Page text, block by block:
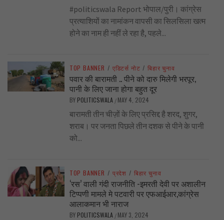
#politicswala Report भोपाल/पुरी। कांग्रेस
प्रत्याशियों का नामांकन वापसी का सिलसिला खत्म
होने का नाम ही नहीं ले रहा है, पहले...
TOP BANNER / एडिटर्स नोट / बिहार चुनाव
पवार की बारामती .. पीने को दारु मिलेगी भरपूर,
पानी के लिए जाना होगा बहुत दूर
BY POLITICSWALA / MAY 4, 2024
बारामती तीन चीज़ों के लिए प्रसिद्द है शरद, शुगर,
शराब। पर जनता पिछले तीन दशक से पीने के पानी
को...
TOP BANNER / प्रदेश / बिहार चुनाव
‘रस’ वाली गंदी राजनीति -इमरती देवी पर अशालीन
टिप्पणी मामले मे पटवारी पर एफआईआर,कांग्रेस
आलाकमान भी नाराज
BY POLITICSWALA / MAY 3, 2024